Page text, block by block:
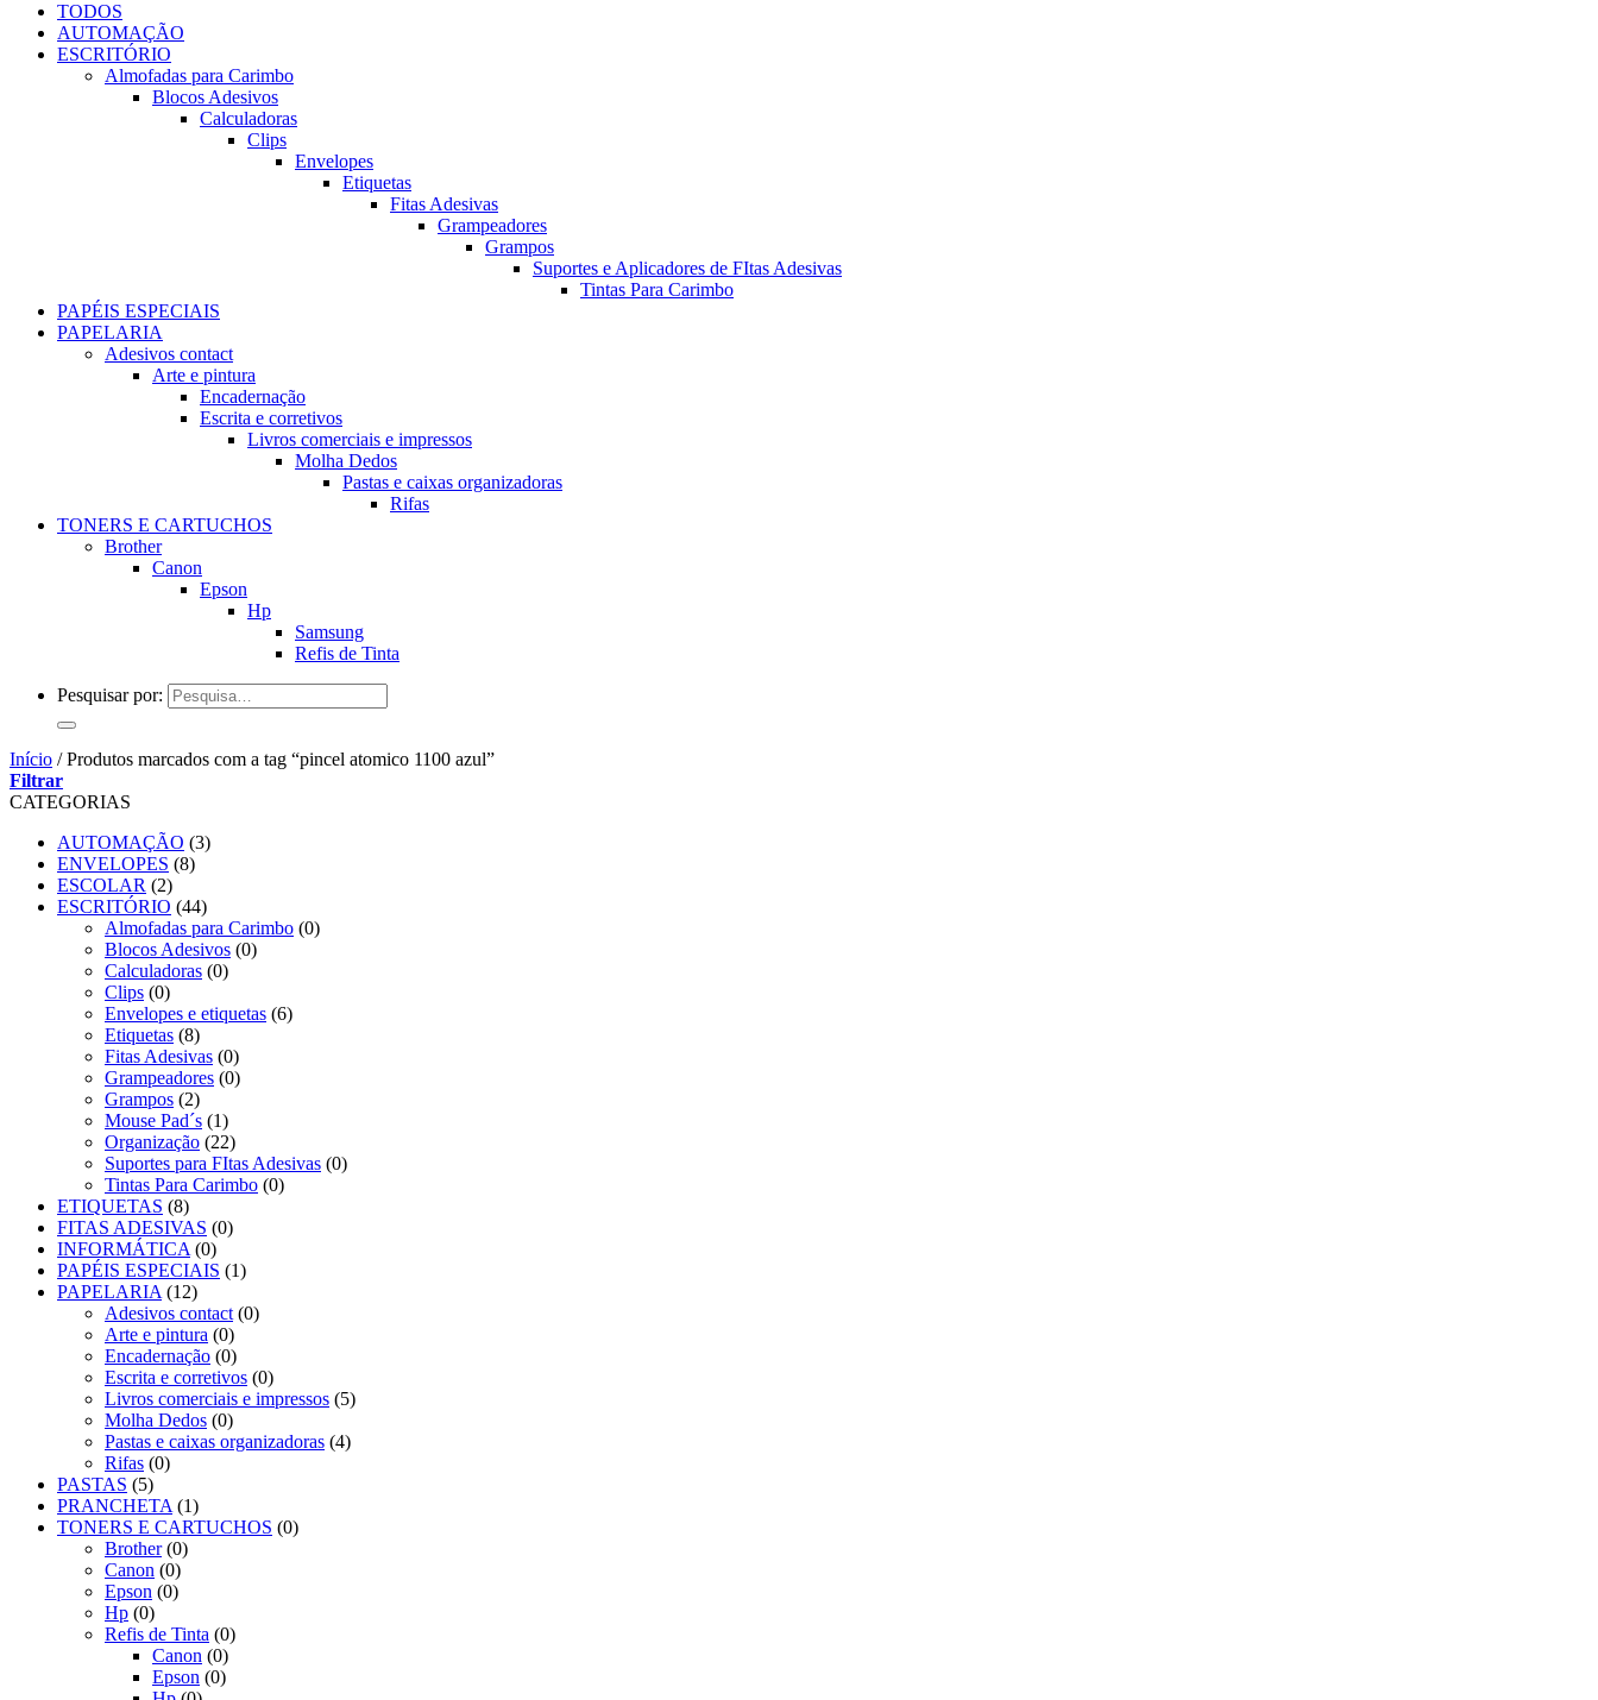
TODOS
AUTOMAÇÃO
ESCRITÓRIO
Almofadas para Carimbo
Blocos Adesivos
Calculadoras
Clips
Envelopes
Etiquetas
Fitas Adesivas
Grampeadores
Grampos
Suportes e Aplicadores de FItas Adesivas
Tintas Para Carimbo
PAPÉIS ESPECIAIS
PAPELARIA
Adesivos contact
Arte e pintura
Encadernação
Escrita e corretivos
Livros comerciais e impressos
Molha Dedos
Pastas e caixas organizadoras
Rifas
TONERS E CARTUCHOS
Brother
Canon
Epson
Hp
Samsung
Refis de Tinta
Pesquisar por:
Início /Produtos marcados com a tag “pincel atomico 1100 azul”
Filtrar
CATEGORIAS
AUTOMAÇÃO (3)
ENVELOPES (8)
ESCOLAR (2)
ESCRITÓRIO (44)
Almofadas para Carimbo (0)
Blocos Adesivos (0)
Calculadoras (0)
Clips (0)
Envelopes e etiquetas (6)
Etiquetas (8)
Fitas Adesivas (0)
Grampeadores (0)
Grampos (2)
Mouse Pad´s (1)
Organização (22)
Suportes para FItas Adesivas (0)
Tintas Para Carimbo (0)
ETIQUETAS (8)
FITAS ADESIVAS (0)
INFORMÁTICA (0)
PAPÉIS ESPECIAIS (1)
PAPELARIA (12)
Adesivos contact (0)
Arte e pintura (0)
Encadernação (0)
Escrita e corretivos (0)
Livros comerciais e impressos (5)
Molha Dedos (0)
Pastas e caixas organizadoras (4)
Rifas (0)
PASTAS (5)
PRANCHETA (1)
TONERS E CARTUCHOS (0)
Brother (0)
Canon (0)
Epson (0)
Hp (0)
Refis de Tinta (0)
Canon (0)
Epson (0)